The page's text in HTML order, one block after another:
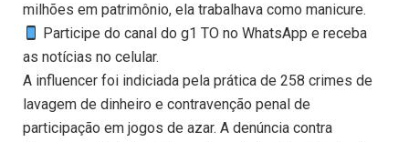
milhões em patrimônio, ela trabalhava como manicure.
Participe do canal do g1 TO no WhatsApp e receba
as notícias no celular.
A influencer foi indiciada pela prática de 258 crimes de
lavagem de dinheiro e contravenção penal de
participação em jogos de azar. A denúncia contra